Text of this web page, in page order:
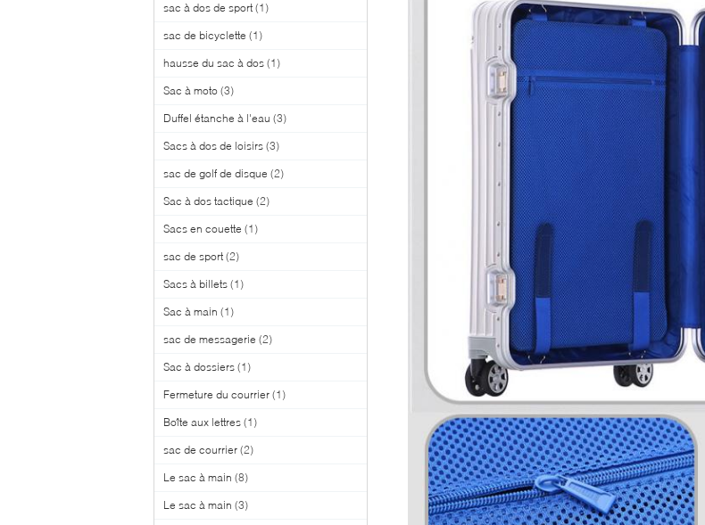
sac à dos de sport (1)
sac de bicyclette (1)
hausse du sac à dos (1)
Sac à moto (3)
Duffel étanche à l'eau (3)
Sacs à dos de loisirs (3)
sac de golf de disque (2)
Sac à dos tactique (2)
Sacs en couette (1)
sac de sport (2)
Sacs à billets (1)
Sac à main (1)
sac de messagerie (2)
Sac à dossiers (1)
Fermeture du courrier (1)
Boîte aux lettres (1)
sac de courrier (2)
Le sac à main (8)
Le sac à main (3)